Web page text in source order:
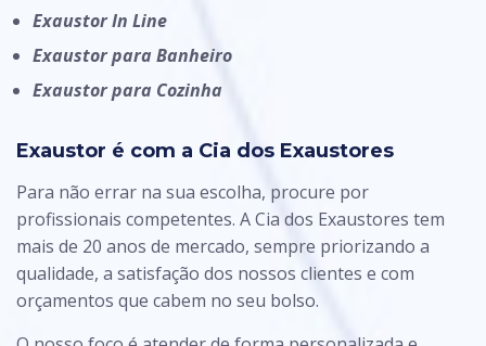
Exaustor In Line
Exaustor para Banheiro
Exaustor para Cozinha
Exaustor é com a Cia dos Exaustores
Para não errar na sua escolha, procure por
profissionais competentes. A Cia dos Exaustores tem
mais de 20 anos de mercado, sempre priorizando a
qualidade, a satisfação dos nossos clientes e com
orçamentos que cabem no seu bolso.